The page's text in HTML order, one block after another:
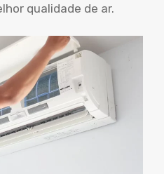
qualidade de ar.